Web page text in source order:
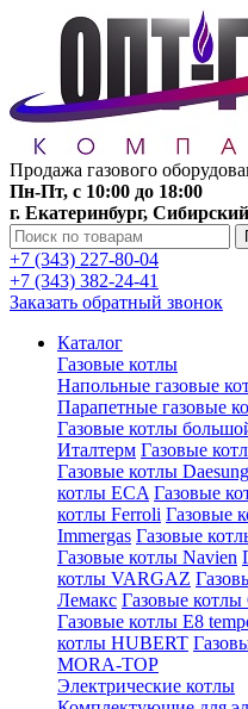
Продажа газового
Пн-Пт, с 10:00 до 18:00
г. Екатеринбург,
+7 (343) 227-80-04
+7 (343) 382-24-41
Заказать обратный звонок
Каталог
Газовые котлы
Напольные газовые
Парапетные газовые
Газовые котлы
Италтерм Газовые
Газовые котлы Daesung
котлы ECA Газовые
котлы Ferroli Газовые
Immergas Газовые
Газовые котлы Navien
котлы VARGAZ
Лемакс Газовые
Газовые котлы E8
котлы HUBERT
MORA-TOP
Электрические котлы